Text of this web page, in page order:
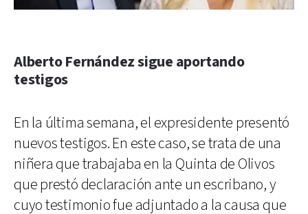
Alberto Fernández sigue aportando
testigos
En la última semana, el expresidente presentó
nuevos testigos. En este caso, se trata de una
niñera que trabajaba en la Quinta de Olivos
que prestó declaración ante un escribano, y
cuyo testimonio fue adjuntado a la causa que